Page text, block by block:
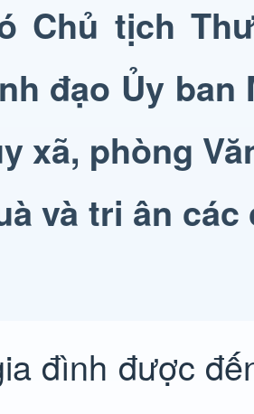
Chủ tịch
đạo Ủy ban
xã, phòng
và tri ân
đình được